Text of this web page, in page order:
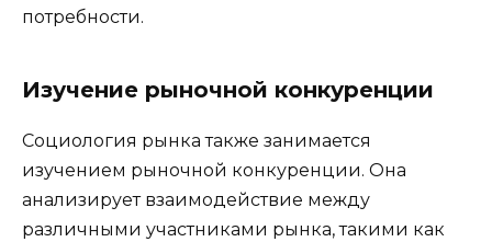
потребности.
Изучение рыночной конкуренции
Социология рынка также занимается
изучением рыночной конкуренции. Она
анализирует взаимодействие между
различными участниками рынка, такими как